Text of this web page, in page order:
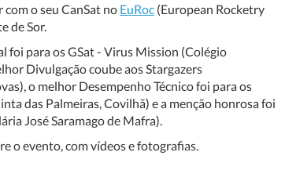
o seu CanSat no EuRoc (European Rocketry
de Sor.
foi para os GSat - Virus Mission (Colégio
Divulgação coube aos Stargazers
o melhor Desempenho Técnico foi para os
das Palmeiras, Covilhã) e a menção honrosa foi
José Saramago de Mafra).
o evento, com vídeos e fotografias.